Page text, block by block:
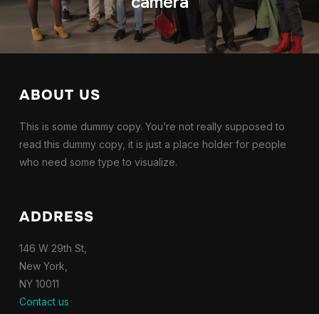
ABOUT US
This is some dummy copy. You’re not really supposed to
read this dummy copy, it is just a place holder for people
who need some type to visualize.
ADDRESS
146 W 29th St,
New York,
NY 10011
Contact us